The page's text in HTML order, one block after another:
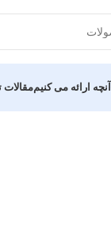
آنچه ارائه می کنیم